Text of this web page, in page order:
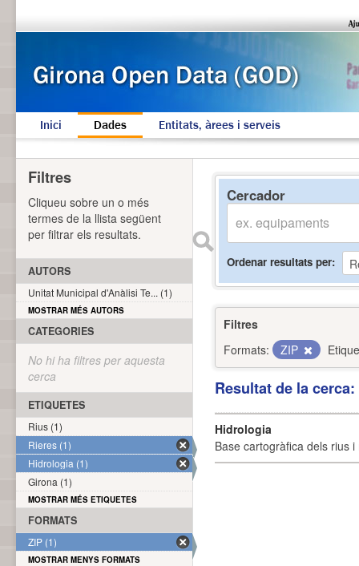
Inici Dades Entitats, àrees i serveis
Cercador
Ordenar resultats per
Filtres
Formats:
ZIP
Resultat de la
Hidrologia
Base cartogràfica dels rius
Filtres
Cliqueu sobre un o més
termes de la llista següent
per filtrar els resultats.
AUTORS
Unitat Municipal d'Anàlisi Te... (1)
MOSTRAR MÉS AUTORS
CATEGORIES
No hi ha filtres per aquesta
cerca
ETIQUETES
Rius (1)
Rieres (1)
Hidrologia (1)
Girona (1)
MOSTRAR MÉS ETIQUETES
FORMATS
ZIP (1)
MOSTRAR MENYS FORMATS